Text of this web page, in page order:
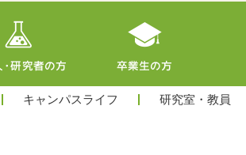
キャンパスライフ 研究室・教員